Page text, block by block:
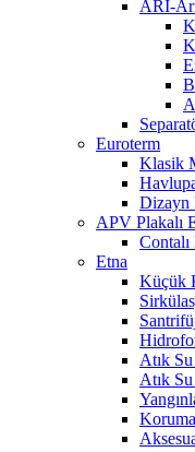
ARI-
Euroterm
Klasik
Dizayn
APV Plakalı
Contalı
Etna
Küçük
Atık
Atık